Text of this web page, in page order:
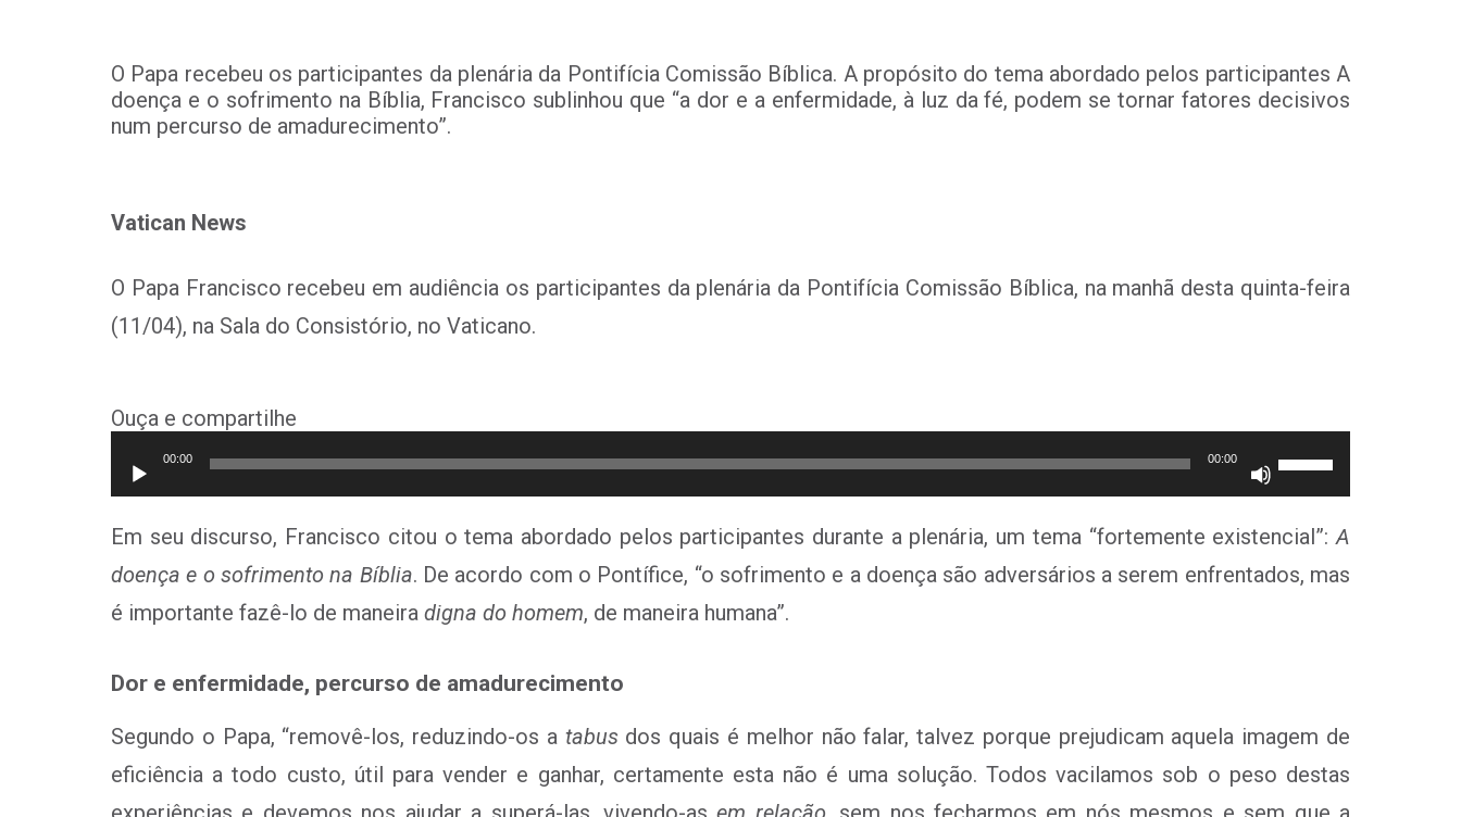
O Papa recebeu os participantes da plenária da Pontifícia Comissão Bíblica. A propósito do tema abordado pelos participantes A
doença e o sofrimento na Bíblia, Francisco sublinhou que “a dor e a enfermidade, à luz da fé, podem se tornar fatores decisivos
num percurso de amadurecimento”.
Vatican News
O Papa Francisco recebeu em audiência os participantes da plenária da Pontifícia Comissão Bíblica, na manhã desta quinta-feira
(11/04), na Sala do Consistório, no Vaticano.
Ouça e compartilhe
Tocador
de
00:00 00:00
as
setas
para
cima
ou
diminuir
o
volume.
Em seu discurso, Francisco citou o tema abordado pelos participantes durante a plenária, um tema “fortemente existencial”: A
doença e o sofrimento na Bíblia. De acordo com o Pontífice, “o sofrimento e a doença são adversários a serem enfrentados, mas
é importante fazê-lo de maneira digna do homem, de maneira humana”.
Dor e enfermidade, percurso de amadurecimento
Segundo o Papa, “removê-los, reduzindo-os a tabus dos quais é melhor não falar, talvez porque prejudicam aquela imagem de
eficiência a todo custo, útil para vender e ganhar, certamente esta não é uma solução. Todos vacilamos sob o peso destas